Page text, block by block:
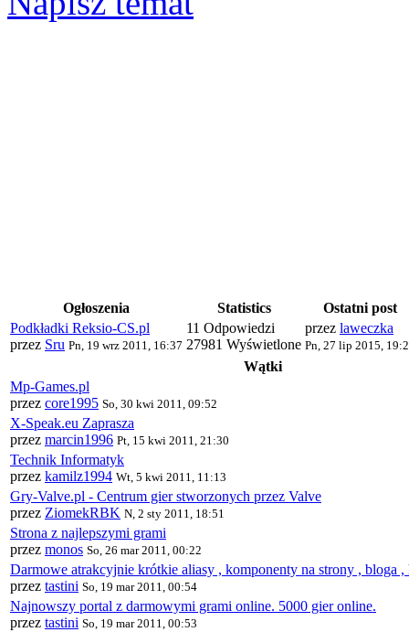
Ogłoszenia Statistics
Ostatni post
Podkładki Reksio-CS.pl
przez Sru Pn, 19 wrz 2011, 16:37
11 Odpowiedzi
27981 Wyświetlone
przez laweczka
Pn, 27 lip 2015,
Wątki
Mp-Games.pl
przez core1995 So, 30 kwi 2011, 09:52
X-Speak.eu Zaprasza
przez marcin1996 Pt, 15 kwi 2011, 21:30
Technik Informatyk
przez kamilz1994 Wt, 5 kwi 2011, 11:13
Gry-Valve.pl - Centrum gier stworzonych przez Valve
przez ZiomekRBK N, 2 sty 2011, 18:51
Strona z najlepszymi grami
przez monos So, 26 mar 2011, 00:22
Darmowe atrakcyjnie krótkie aliasy , komponenty na strony , bloga
przez tastini So, 19 mar 2011, 00:54
Najnowszy portal z darmowymi grami online. 5000 gier online.
przez tastini So, 19 mar 2011, 00:53